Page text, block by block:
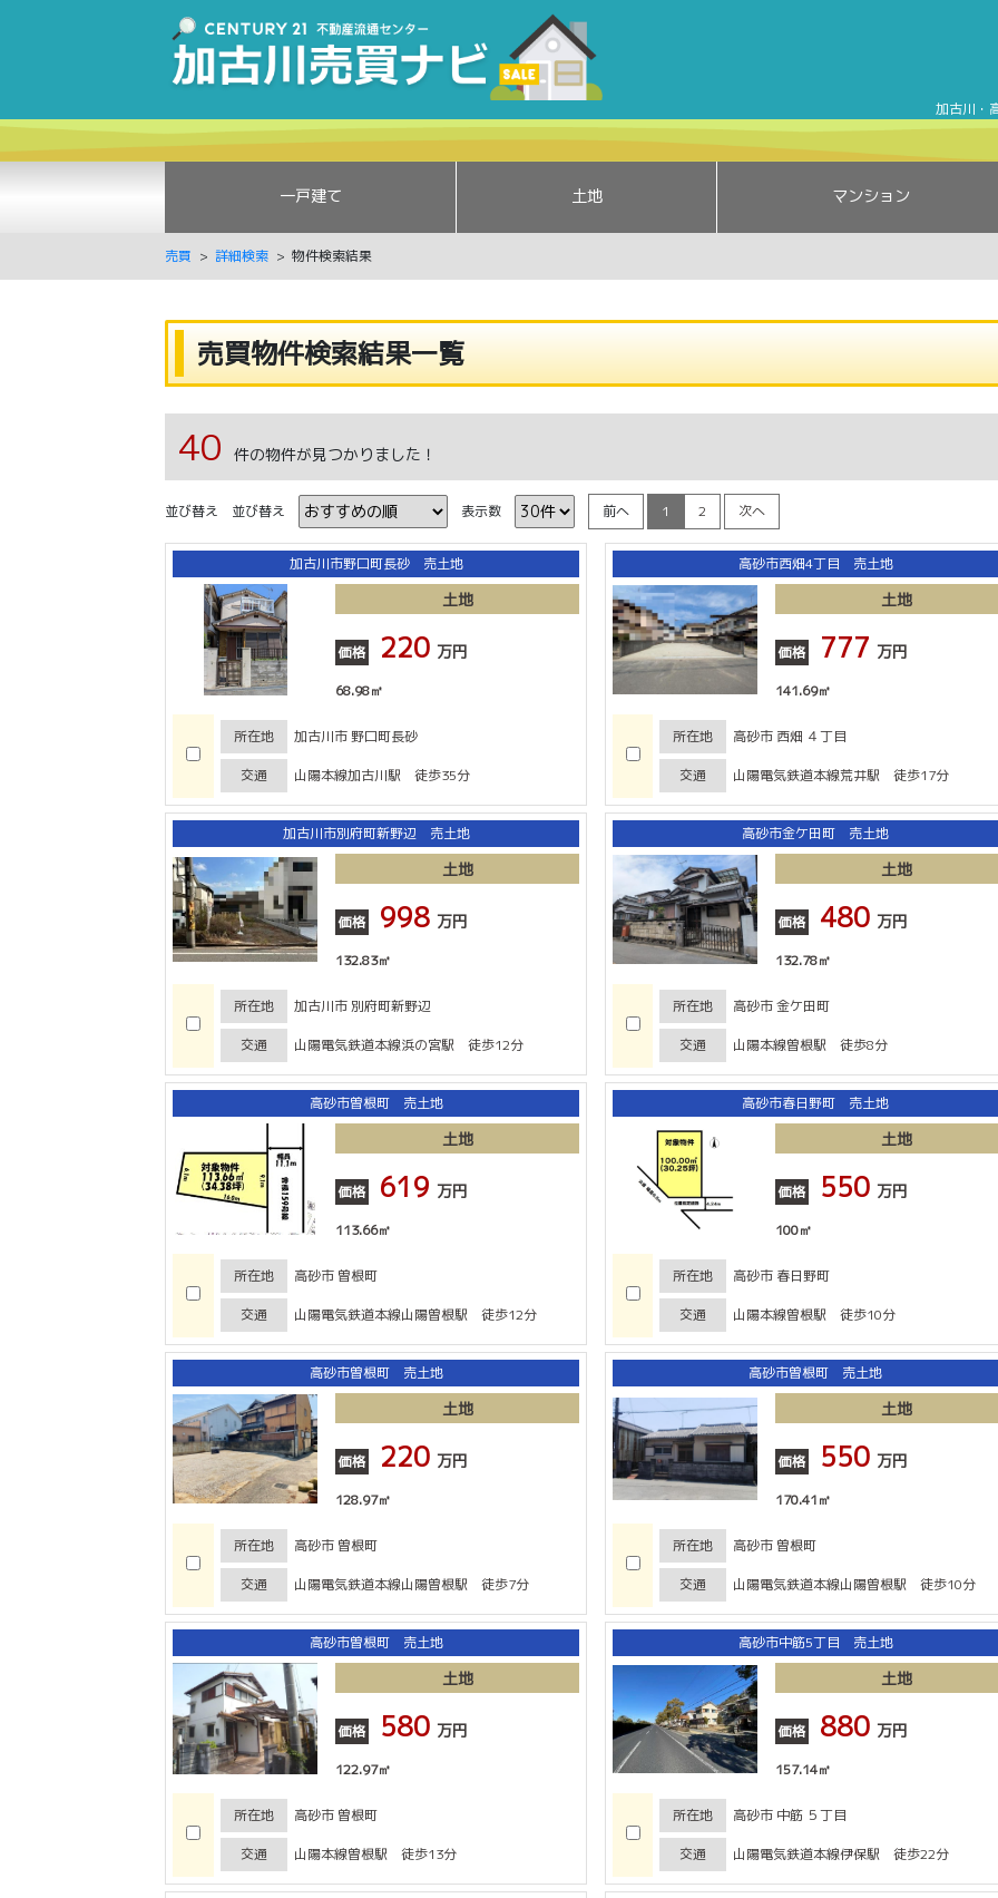
加古川・
一戸建て 土地 マンション
売買 詳細検索 物件検索結果
売買物件検索結果一覧
40 件の物件が見つかりました！
並び替え 並び替え 表示数 前へ 1 2 次へ
加古川市野口町長砂 売土地
土地
価格 220 万円
68.98㎡
所在地 加古川市 野口町長砂
交通 山陽本線加古川駅 徒歩35分
高砂市西畑4丁目 売土地
土地
価格 777 万円
141.69㎡
所在地 高砂市 西畑 ４丁目
交通 山陽電気鉄道本線荒井駅 徒歩17分
加古川市別府町新野辺 売土地
土地
価格 998 万円
132.83㎡
所在地 加古川市 別府町新野辺
交通 山陽電気鉄道本線浜の宮駅 徒歩12分
高砂市金ケ田町 売土地
土地
価格 480 万円
132.78㎡
所在地 高砂市 金ケ田町
交通 山陽本線曽根駅 徒歩8分
高砂市曽根町 売土地
土地
価格 619 万円
113.66㎡
所在地 高砂市 曽根町
交通 山陽電気鉄道本線山陽曽根駅 徒歩12分
高砂市春日野町 売土地
土地
価格 550 万円
100㎡
所在地 高砂市 春日野町
交通 山陽本線曽根駅 徒歩10分
高砂市曽根町 売土地
土地
価格 220 万円
128.97㎡
所在地 高砂市 曽根町
交通 山陽電気鉄道本線山陽曽根駅 徒歩7分
高砂市曽根町 売土地
土地
価格 550 万円
170.41㎡
所在地 高砂市 曽根町
交通 山陽電気鉄道本線山陽曽根駅 徒歩10分
高砂市曽根町 売土地
土地
価格 580 万円
122.97㎡
所在地 高砂市 曽根町
交通 山陽本線曽根駅 徒歩13分
高砂市中筋5丁目 売土地
土地
価格 880 万円
157.14㎡
所在地 高砂市 中筋 ５丁目
交通 山陽電気鉄道本線伊保駅 徒歩22分